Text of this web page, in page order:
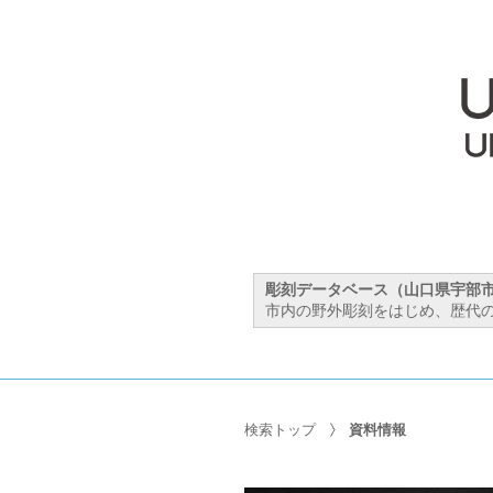
彫刻データベース（山口県宇部
市内の野外彫刻をはじめ、歴代
検索トップ 資料情報